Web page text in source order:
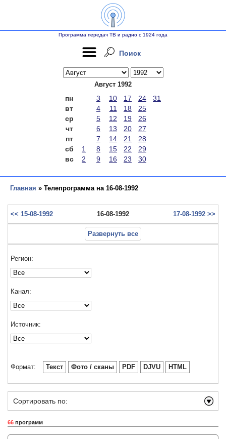
Программа передач ТВ и радио с 1924 года
Поиск
Август 1992
пн 3 10 17 24
31
вт
4 11 18
25
ср
5 12 19
26
чт
6 13 20
27
пт
7 14 21
28
сб
1 8 15 22
29
вс
2 9 16 23 30
Главная » Телепрограмма на 16-08-1992
<< 15-08-1992 16-08-1992 17-08-1992 >>
Развернуть все
Регион:
Канал:
Источник:
Формат: Текст Фото / сканы PDF DJVU HTML
Сортировать по:
66 программ